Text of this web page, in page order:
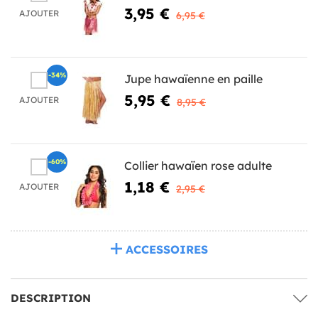
AJOUTER 3,95 € 6,95 €
AJOUTER
Jupe hawaïenne en paille
5,95 € 8,95 €
-34%
AJOUTER
Collier hawaïen rose adulte
1,18 € 2,95 €
-60%
ACCESSOIRES
DESCRIPTION